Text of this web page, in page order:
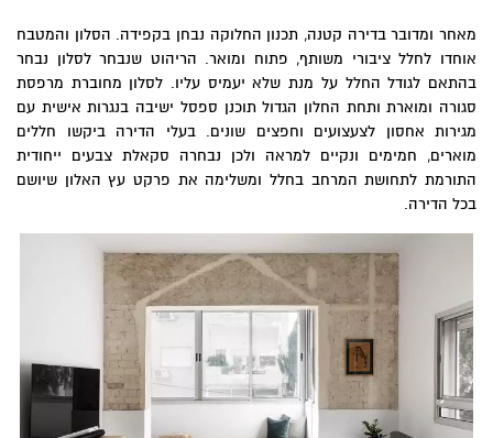
מאחר ומדובר בדירה קטנה, תכנון החלוקה נבחן בקפידה. הסלון והמטבח
אוחדו לחלל ציבורי משותף, פתוח ומואר. הריהוט שנבחר לסלון נבחר
בהתאם לגודל החלל על מנת שלא יעמיס עליו. לסלון מחוברת מרפסת
סגורה ומוארת ותחת החלון הגדול תוכנן ספסל ישיבה בנגרות אישית עם
מגירות אחסון לצעצועים וחפצים שונים. בעלי הדירה ביקשו חללים
מוארים, חמימים ונקיים למראה ולכן נבחרה סקאלת צבעים ייחודית
התורמת לתחושת המרחב בחלל ומשלימה את פרקט עץ האלון שיושם
בכל הדירה.